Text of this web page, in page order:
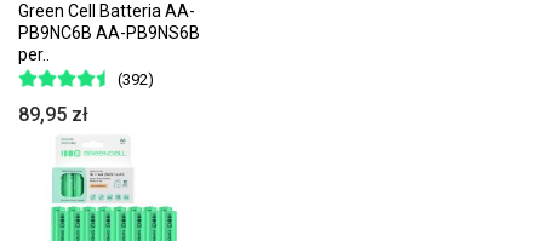
Green Cell Batteria AA-
PB9NC6B AA-PB9NS6B
per..
(392)
89,95 zł